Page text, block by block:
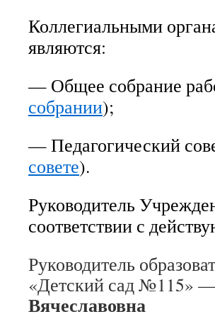
Коллегиальными
являются:
— Общее собрание
собрании);
— Педагогический
совете).
Руководитель
соответствии с
Руководитель
«Детский сад №115»
Вячеславовна